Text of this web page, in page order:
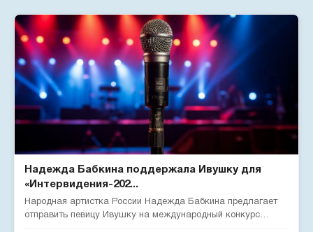
Надежда Бабкина поддержала Ивушку для
«Интервидения-202...
Народная артистка России Надежда Бабкина предлагает
отправить певицу Ивушку на международный конкурс